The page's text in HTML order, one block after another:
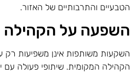
והתרבותיים של האזור.
על הקהילה
משותפות אינן משפיעות רק
המקומית. שיתופי פעולה עם